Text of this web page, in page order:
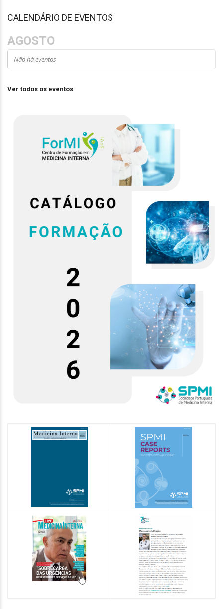
CALENDÁRIO DE EVENTOS
AGOSTO
Não há eventos
Ver todos os eventos